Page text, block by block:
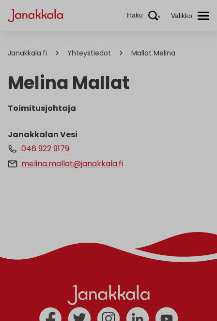
Haku Valikko
Janakkala.fi Yhteystiedot Mallat Melina
Melina Mallat
Toimitusjohtaja
Janakkalan Vesi
046 922 9179
melina.mallat@janakkala.fi